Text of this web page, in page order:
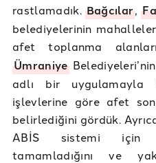
rastlamadık. Bağcılar,
belediyelerinin
afet toplanma
Ümraniye
adlı bir uygulamayla
işlevlerine göre afet
belirlediğini gördük.
ABİS sistemi için
tamamladığını ve